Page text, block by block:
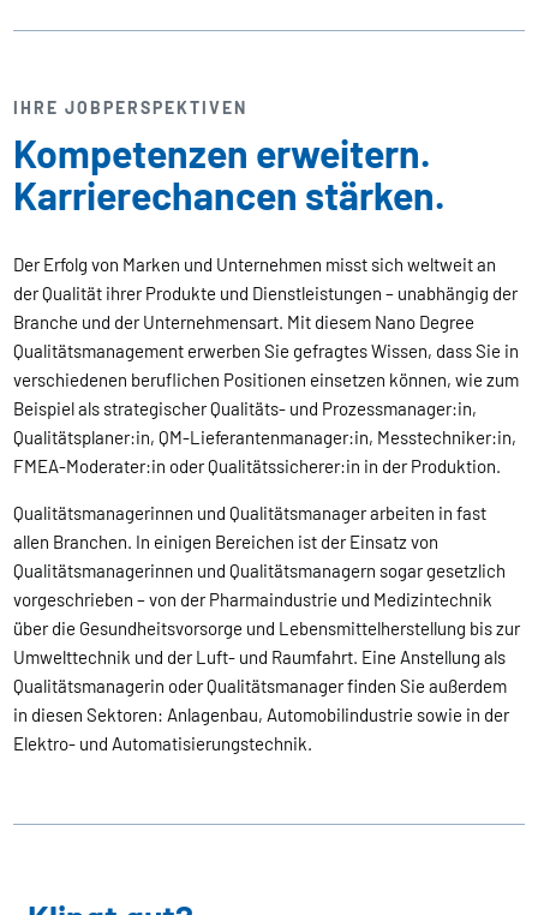
IHRE JOBPERSPEKTIVEN
Kompetenzen erweitern.
Karrierechancen stärken.
Der Erfolg von Marken und Unternehmen misst sich weltweit an
der Qualität ihrer Produkte und Dienstleistungen – unabhängig der
Branche und der Unternehmensart. Mit diesem Nano Degree
Qualitätsmanagement erwerben Sie gefragtes Wissen, dass Sie in
verschiedenen beruflichen Positionen einsetzen können, wie zum
Beispiel als strategischer Qualitäts- und Prozessmanager:in,
Qualitätsplaner:in, QM-Lieferantenmanager:in, Messtechniker:in,
FMEA-Moderater:in oder Qualitätssicherer:in in der Produktion.
Qualitätsmanagerinnen und Qualitätsmanager arbeiten in fast
allen Branchen. In einigen Bereichen ist der Einsatz von
Qualitätsmanagerinnen und Qualitätsmanagern sogar gesetzlich
vorgeschrieben – von der Pharmaindustrie und Medizintechnik
über die Gesundheitsvorsorge und Lebensmittelherstellung bis zur
Umwelttechnik und der Luft- und Raumfahrt. Eine Anstellung als
Qualitätsmanagerin oder Qualitätsmanager finden Sie außerdem
in diesen Sektoren: Anlagenbau, Automobilindustrie sowie in der
Elektro- und Automatisierungstechnik.